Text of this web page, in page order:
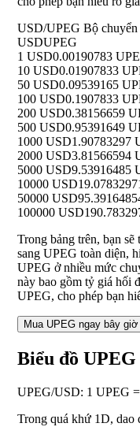
USD/UPEG Bộ
USDUPEG
1 USD0.00190783
10 USD0.01907833
50 USD0.09539165
100 USD0.1907833
200 USD0.38156659
500 USD0.95391649
1000 USD1.90783297
2000 USD3.81566594
5000 USD9.53916485
10000 USD
50000 USD
100000 USD
Trong bảng trên, bạn
sang UPEG toàn diện,
UPEG ở nhiều mức
này bao gồm tỷ giá hối
UPEG, cho phép bạn
Mua UPEG ngay bây giờ
Biểu đồ UPEG
UPEG/USD: 1 UPEG
Trong quá khứ 1D, dao